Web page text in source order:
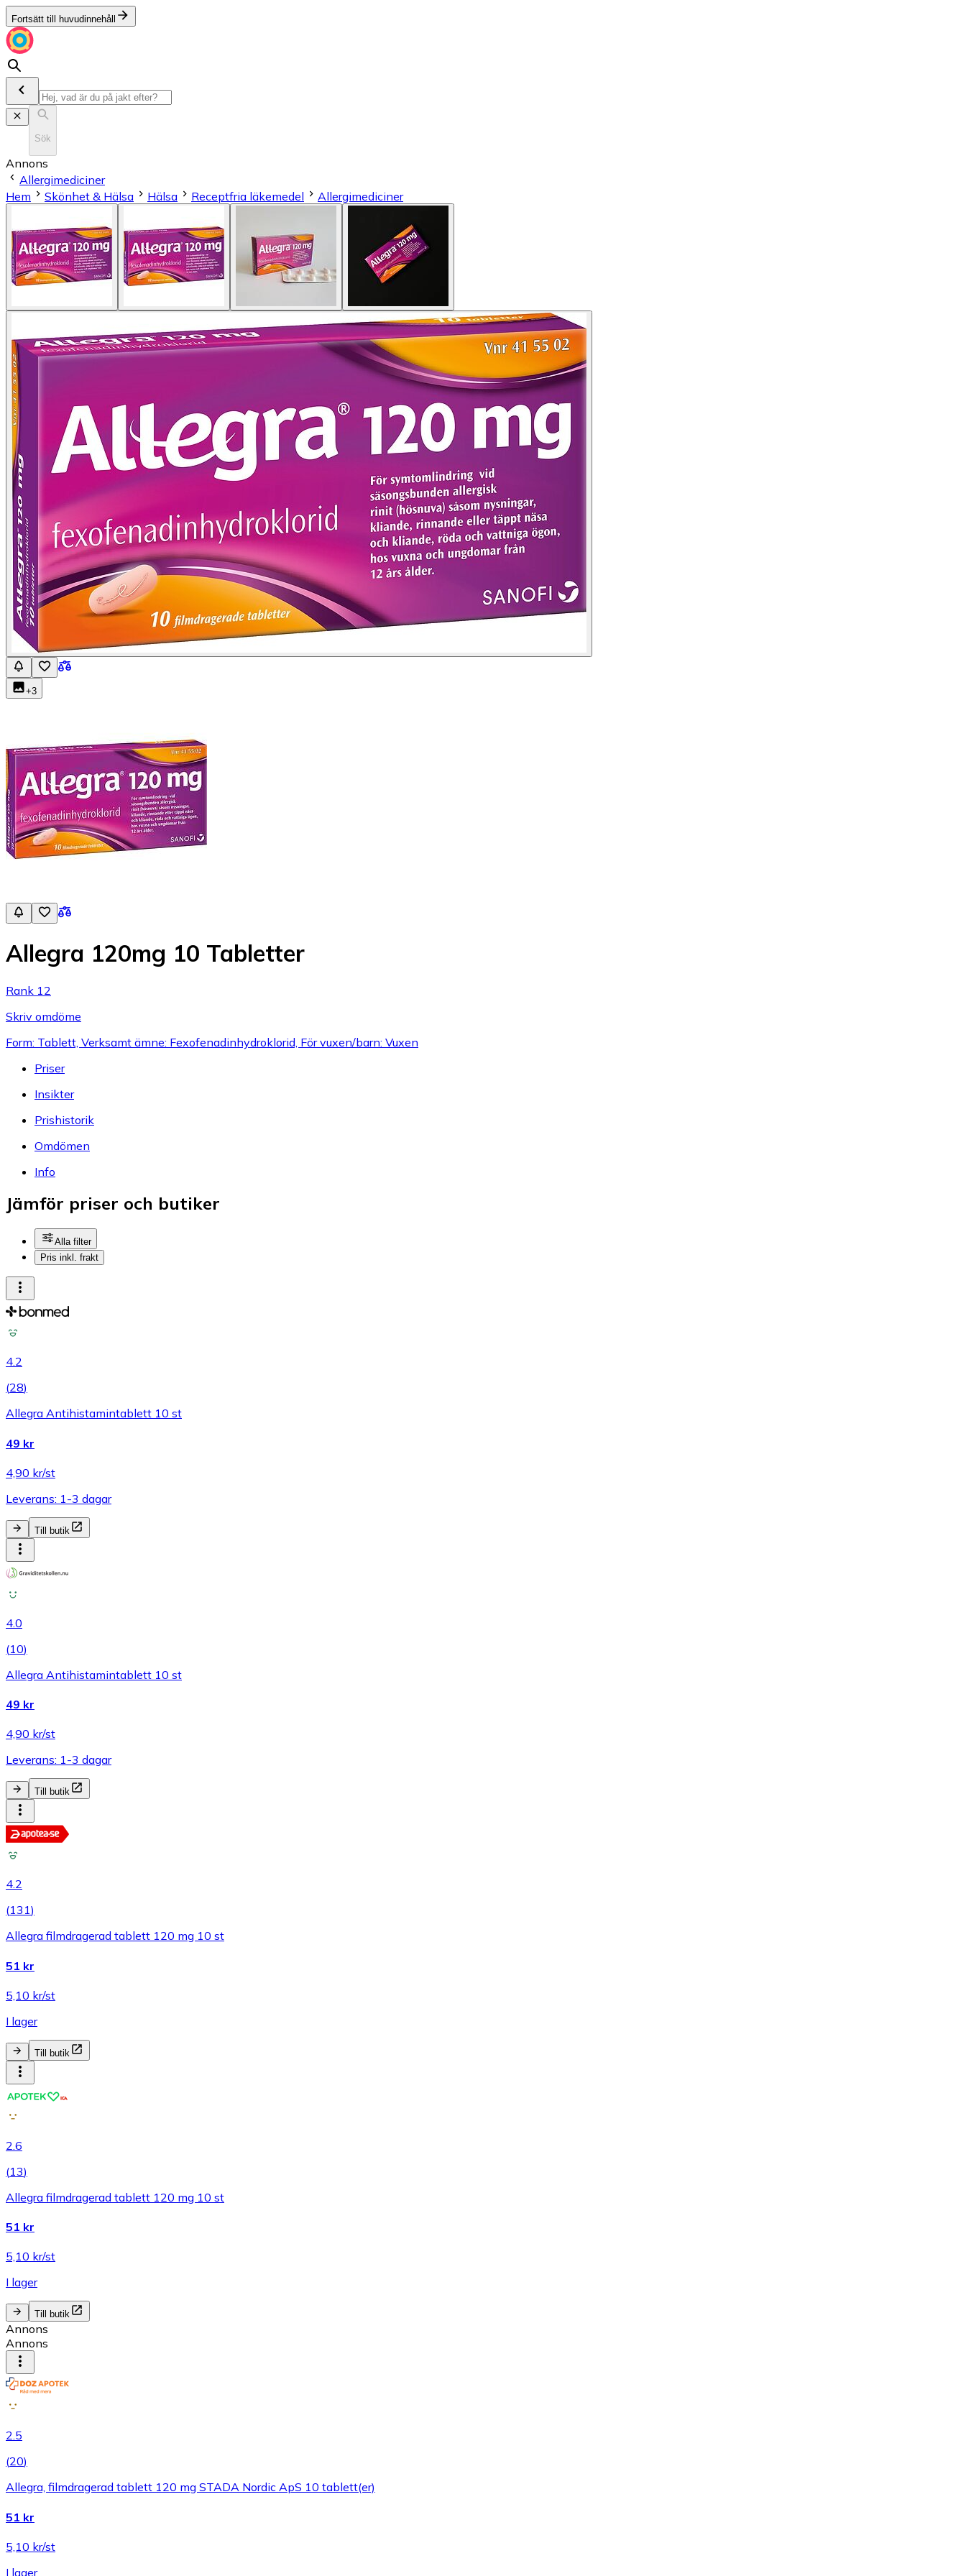
Fortsätt till huvudinnehåll
Sök
Annons
Allergimediciner
Hem
Skönhet & Hälsa Hälsa Receptfria läkemedel Allergimediciner
+3
Allegra 120mg 10 Tabletter
Rank 12
Skriv omdöme
Form: Tablett, Verksamt ämne: Fexofenadinhydroklorid, För vuxen/barn: Vuxen
Priser
Insikter
Prishistorik
Omdömen
Info
Jämför priser och butiker
Alla filter
Pris inkl. frakt
4.2
(28)
Allegra Antihistamintablett 10 st
49 kr
4,90 kr/st
Leverans: 1-3 dagar
Till butik
4.0
(10)
Allegra Antihistamintablett 10 st
49 kr
4,90 kr/st
Leverans: 1-3 dagar
Till butik
4.2
(131)
Allegra filmdragerad tablett 120 mg 10 st
51 kr
5,10 kr/st
I lager
Till butik
2.6
(13)
Allegra filmdragerad tablett 120 mg 10 st
51 kr
5,10 kr/st
I lager
Till butik
Annons
Annons
2.5
(20)
Allegra, filmdragerad tablett 120 mg STADA Nordic ApS 10 tablett(er)
51 kr
5,10 kr/st
I lager